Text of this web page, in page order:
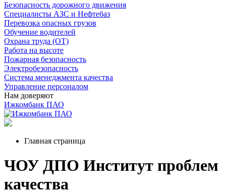
Безопасность дорожного движения
Специалисты АЗС и Нефтебаз
Перевозка опасных грузов
Обучение водителей
Охрана труда (ОТ)
Работа на высоте
Пожарная безопасность
Электробезопасность
Система менеджмента качества
Управление персоналом
Нам доверяют
Ижкомбанк ПАО
Главная страница
ЧОУ ДПО Институт проблем
качества